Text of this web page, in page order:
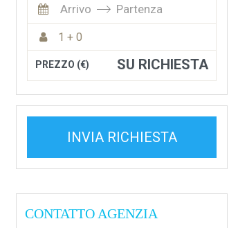
Arrivo Partenza
1 + 0
PREZZO (€) SU RICHIESTA
INVIA RICHIESTA
CONTATTO AGENZIA